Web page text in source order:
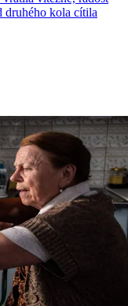
druhého kola cítila